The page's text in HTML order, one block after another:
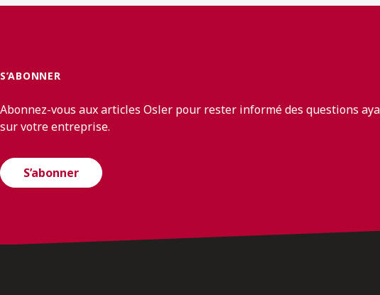
S’ABONNER
Abonnez-vous aux articles Osler pour rester informé des questions
sur votre entreprise.
S’abonner